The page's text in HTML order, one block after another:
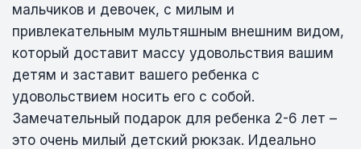
мальчиков и девочек, с милым и
привлекательным мультяшным внешним видом,
который доставит массу удовольствия вашим
детям и заставит вашего ребенка с
удовольствием носить его с собой.
Замечательный подарок для ребенка 2-6 лет –
это очень милый детский рюкзак. Идеально